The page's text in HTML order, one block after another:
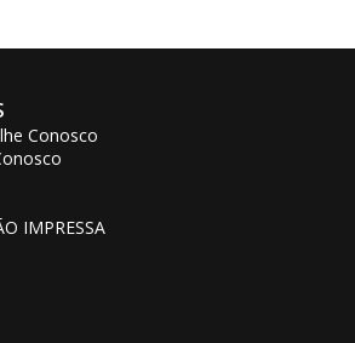
Conosco
IMPRESSA